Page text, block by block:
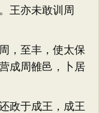
王亦未敢训周
，至丰，使太保
成周雒邑，卜居
政于成王，成王